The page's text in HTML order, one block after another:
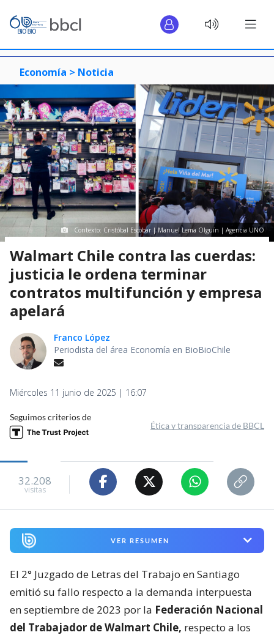
Economía > Noticia
Contexto: Cristóbal Escobar | Manuel Lema Olguín | Agencia UNO
Walmart Chile contra las cuerdas:
justicia le ordena terminar
contratos multifunción y empresa
apelará
Franco López
Periodista del área Economía en BioBioChile
Miércoles 11 junio de 2025 | 16:07
Seguimos criterios de
Ética y transparencia de BBCL
32.208
visitas
VER RESUMEN
El 2° Juzgado de Letras del Trabajo en Santiago
emitió su fallo respecto a la demanda interpuesta
en septiembre de 2023 por la Federación Nacional
del Trabajador de Walmart Chile, respecto a los